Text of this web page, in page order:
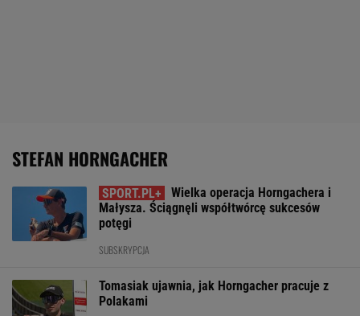
STEFAN HORNGACHER
Wielka operacja Horngachera i
Małysza. Ściągnęli współtwórcę sukcesów
potęgi
SUBSKRYPCJA
Tomasiak ujawnia, jak Horngacher pracuje z
Polakami